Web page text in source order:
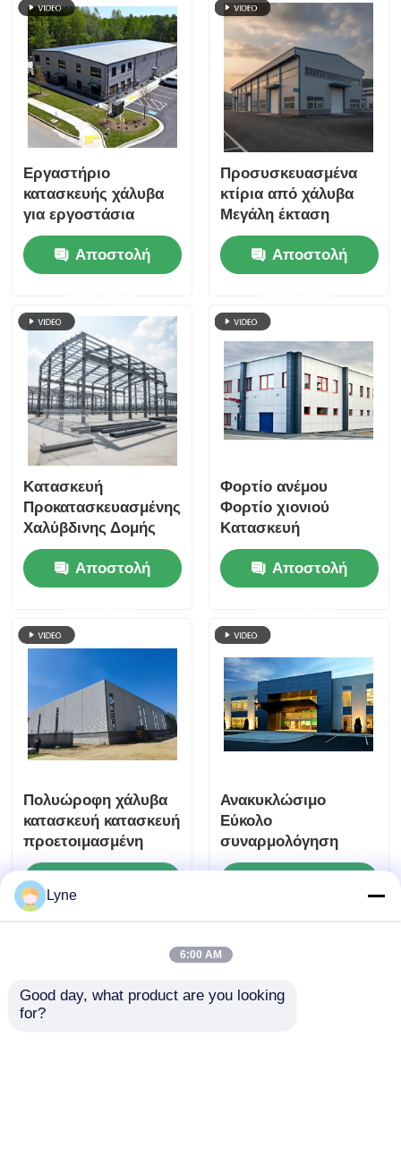
Εργαστήριο
κατασκευής χάλυβα
για εργοστάσια
ψυχρής περιοχής
Αποστολή
Προσυσκευασμένα
κτίρια από χάλυβα
Μεγάλη έκταση
Κατασκευή
εργοστασίου
Αποθήκης
Αποστολή
Κατασκευή
Προκατασκευασμένης
Χαλύβδινης Δομής
Πορτάλ για
Βιομηχανική Χρήση
Αποστολή
Φορτίο ανέμου
Φορτίο χιονιού
Κατασκευή
μεταλλικών
κατασκευών
Φέρουσα ικανότητα
κέντρα
Αποστολή
Πολυώροφη χάλυβα
κατασκευή κατασκευή
προετοιμασμένη
εμπορική για
αποθήκη σχολείο
ερώτησης
Ανακυκλώσιμο
Εύκολο
συναρμολόγηση
Μεταλλική δομή
ερώτησης
Περίπου εμείς επαφή
Lyne
6:00 AM
Good day, what product are you looking
for?